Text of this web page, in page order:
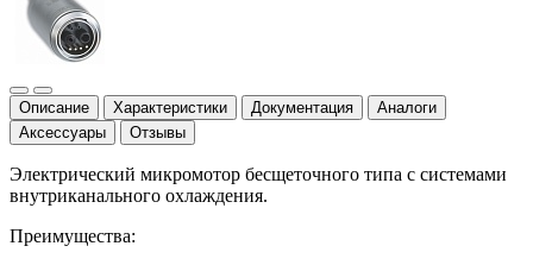
Описание Характеристики Документация
Аналоги
Аксессуары
Отзывы
Электрический микромотор бесщеточного типа с системами
внутриканального охлаждения.
Преимущества: